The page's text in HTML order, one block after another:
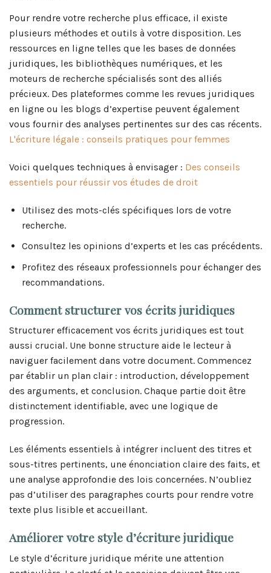
Pour rendre votre recherche plus efficace, il existe
plusieurs méthodes et outils à votre disposition. Les
ressources en ligne telles que les bases de données
juridiques, les bibliothèques numériques, et les
moteurs de recherche spécialisés sont des alliés
précieux. Des plateformes comme les revues juridiques
en ligne ou les blogs d’expertise peuvent également
vous fournir des analyses pertinentes sur des cas récents.
L'écriture légale : conseils pratiques pour femmes
Voici quelques techniques à envisager : Des conseils
essentiels pour réussir vos études de droit
Utilisez des mots-clés spécifiques lors de votre
recherche.
Consultez les opinions d’experts et les cas précédents.
Profitez des réseaux professionnels pour échanger des
recommandations.
Comment structurer vos écrits juridiques
Structurer efficacement vos écrits juridiques est tout
aussi crucial. Une bonne structure aide le lecteur à
naviguer facilement dans votre document. Commencez
par établir un plan clair : introduction, développement
des arguments, et conclusion. Chaque partie doit être
distinctement identifiable, avec une logique de
progression.
Les éléments essentiels à intégrer incluent des titres et
sous-titres pertinents, une énonciation claire des faits, et
une analyse approfondie des lois concernées. N’oubliez
pas d’utiliser des paragraphes courts pour rendre votre
texte plus lisible et accueillant.
Améliorer votre style d’écriture juridique
Le style d’écriture juridique mérite une attention